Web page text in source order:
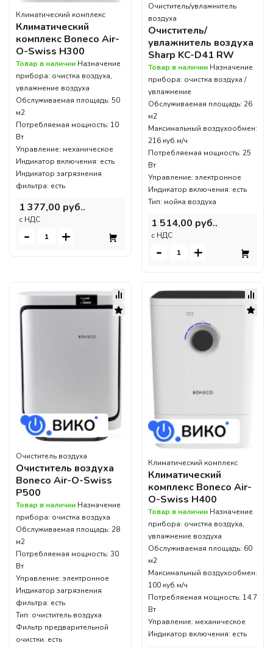
Климатический комплекс
Климатический
комплекс Boneco Air-
O-Swiss H300
Товар в наличии Назначение
прибора: очистка воздуха,
увлажнение воздуха
Обслуживаемая площадь: 50
м2
Потребляемая мощность: 10
Вт
Управление: механическое
Индикатор включения: есть
Индикатор загрязнения
фильтра: есть
1 377,00 руб..
c НДС
- +
Очиститель/увлажнитель
воздуха
Очиститель/
увлажнитель воздуха
Sharp KC-D41 RW
Товар в наличии Назначение
прибора: очистка воздуха /
увлажнение
Обслуживаемая площадь: 26
м2
Максимальный воздухообмен:
216 куб.м/ч
Потребляемая мощность: 25
Вт
Управление: электронное
Индикатор включения: есть
Тип: мойка воздуха
1 514,00 руб..
c НДС
- +
Очиститель воздуха
Очиститель воздуха
Boneco Air-O-Swiss
P500
Товар в наличии Назначение
прибора: очистка воздуха
Обслуживаемая площадь: 28
м2
Потребляемая мощность: 30
Вт
Управление: электронное
Индикатор загрязнения
фильтра: есть
Тип: очиститель воздуха
Фильтр предварительной
очистки: есть
Климатический комплекс
Климатический
комплекс Boneco Air-
O-Swiss H400
Товар в наличии Назначение
прибора: очистка воздуха,
увлажнение воздуха
Обслуживаемая площадь: 60
м2
Максимальный воздухообмен:
100 куб.м/ч
Потребляемая мощность: 14.7
Вт
Управление: механическое
Индикатор включения: есть